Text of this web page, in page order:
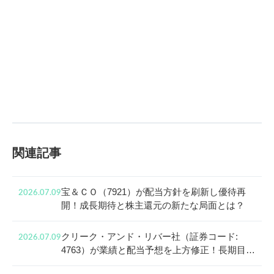
関連記事
2026.07.09宝＆ＣＯ（7921）が配当方針を刷新し優待再
開！成長期待と株主還元の新たな局面とは？
2026.07.09 クリーク・アンド・リバー社（証券コード:
4763）が業績と配当予想を上方修正！長期目線